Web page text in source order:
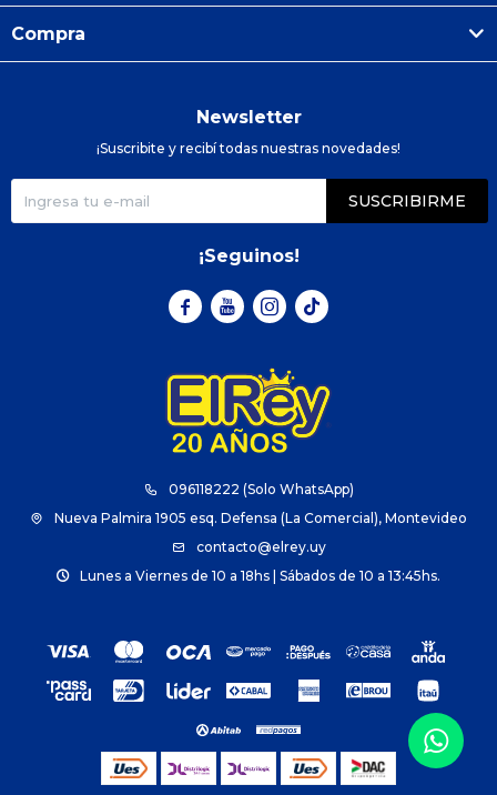
096118222 (Solo WhatsApp)
Nueva Palmira 1905 esq. Defensa (La Comercial), Montevideo
contacto@elrey.uy
Lunes a Viernes de 10 a 18hs | Sábados de 10 a 13:45hs.
Compra
Newsletter
¡Suscribite y recibí todas nuestras novedades!
SUSCRIBIRME
¡Seguinos!
  